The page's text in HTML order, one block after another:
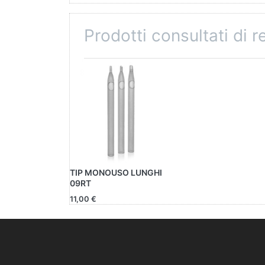
Prodotti consultati di
TIP MONOUSO LUNGHI
09RT
11,00 €